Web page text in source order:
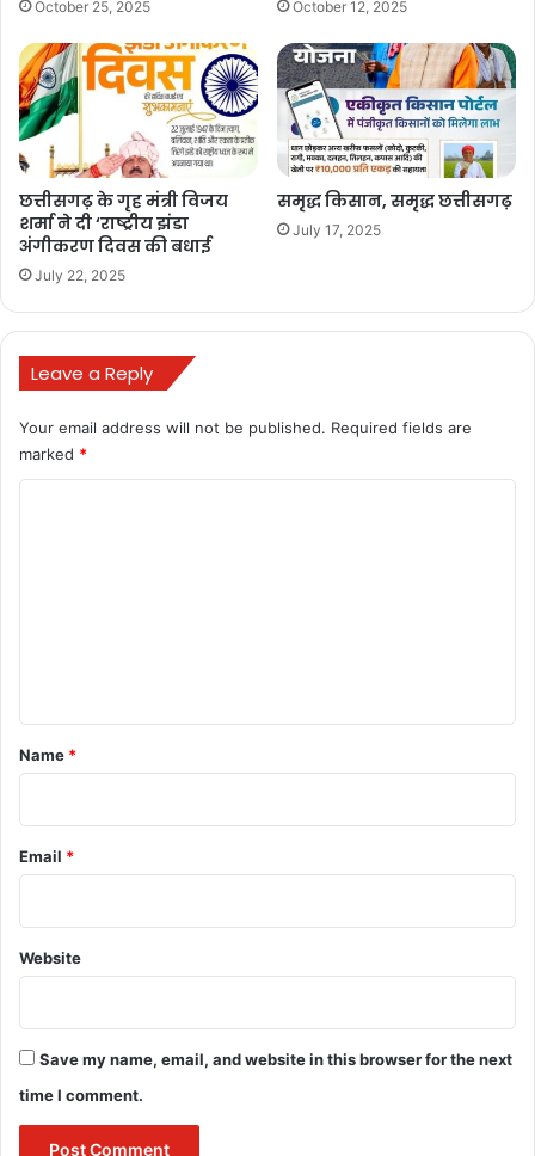
October 25, 2025 October 12, 2025
छत्तीसगढ़ के गृह मंत्री विजय
शर्मा ने दी ‘राष्ट्रीय झंडा
अंगीकरण दिवस की बधाई
July 22, 2025
समृद्ध किसान, समृद्ध छत्तीसगढ़
July 17, 2025
Leave a Reply
Your email address will not be published. Required fields are
marked *
*
Name *
Email *
Website
Save my name, email, and website in this browser for the next
time I comment.